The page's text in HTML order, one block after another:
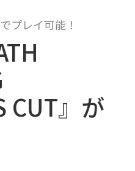
プレイ可能！
CUT』が